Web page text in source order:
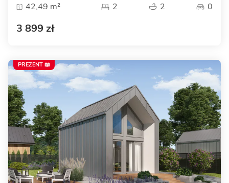
42,49 m²
2 2 0
3 899 zł
PREZENT 📖